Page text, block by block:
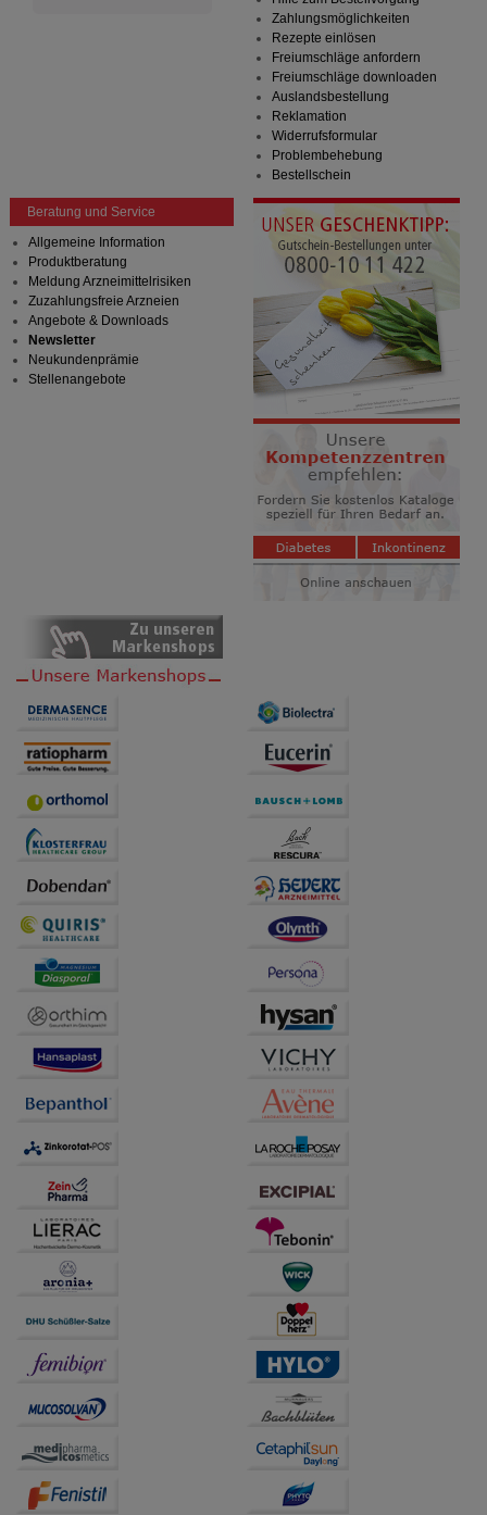
auf unserer Website aber auch die Werbung auf
Drittseiten möglichst relevant für Sie zu gestalten.
Bitte beachten Sie, dass Daten hierfür teilweise an
Dritte wie z.B. Google oder soziale Medien
Zahlungsmöglichkeiten
Rezepte einlösen
Freiumschläge anfordern
Freiumschläge downloaden
Auslandsbestellung
Reklamation
Widerrufsformular
Problembehebung
Bestellschein
Beratung und Service
Allgemeine Information
Produktberatung
Meldung Arzneimittelrisiken
Zuzahlungsfreie Arzneien
Angebote & Downloads
Newsletter
Neukundenprämie
Stellenangebote